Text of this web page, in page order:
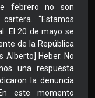
febrero no son
“Estamos
El 20 de mayo se
de la República
Alberto] Heber. No
una respuesta
la denuncia
este momento